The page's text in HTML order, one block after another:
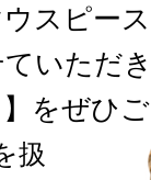
スピー
いただ
をぜひ
扱